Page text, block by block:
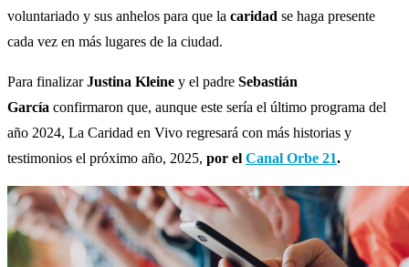
voluntariado y sus anhelos para que la caridad se haga presente
cada vez en más lugares de la ciudad.
Para finalizarJustina Kleine y el padre Sebastián
García confirmaron que, aunque este sería el último programa del
año 2024, La Caridad en Vivo regresará con más historias y
testimonios el próximo año, 2025, por el Canal Orbe 21.